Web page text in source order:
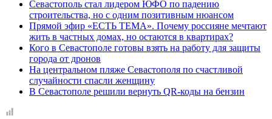
Севастополь стал лидером ЮФО по падению
строительства, но с одним позитивным нюансом
Прямой эфир «ЕСТЬ ТЕМА». Почему россияне мечтают
жить в частных домах, но остаются в квартирах?
Кого в Севастополе готовы взять на работу для защиты
города от дронов
На центральном пляже Севастополя по счастливой
случайности спасли женщину
В Севастополе решили вернуть QR-коды на бензин